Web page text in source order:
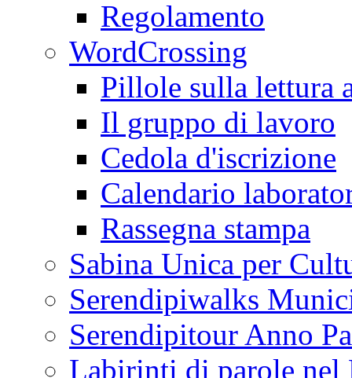
Regolamento
WordCrossing
Pillole sulla lettura
Il gruppo di lavoro
Cedola d'iscrizione
Calendario
Rassegna stampa
Sabina Unica per
Serendipiwalks
Serendipitour Anno
Labirinti di parole